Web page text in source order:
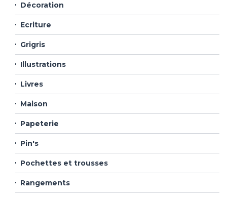
Décoration
Ecriture
Grigris
Illustrations
Livres
Maison
Papeterie
Pin's
Pochettes et trousses
Rangements